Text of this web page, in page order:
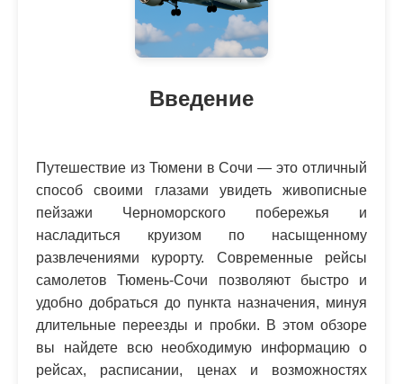
Введение
Путешествие из Тюмени в Сочи — это отличный
способ своими глазами увидеть живописные
пейзажи Черноморского побережья и
насладиться круизом по насыщенному
развлечениями курорту. Современные рейсы
самолетов Тюмень-Сочи позволяют быстро и
удобно добраться до пункта назначения, минуя
длительные переезды и пробки. В этом обзоре
вы найдете всю необходимую информацию о
рейсах, расписании, ценах и возможностях